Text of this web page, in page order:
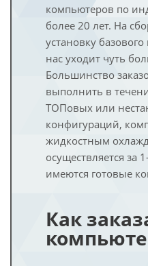
компьютеров по
более 20 лет. На
установку
нас уходит чуть
Большинство
выполнить в
ТОПовых или
конфигураций,
жидкостным
осуществляется за
имеются готовые
Как